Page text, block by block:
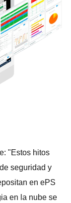
"Estos hitos
seguridad y
en ePS
en la nube se